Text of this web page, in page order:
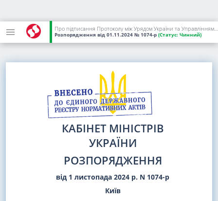
Про підписання Протоколу між Урядом України та Управлінням Верховного комісара ООН з прав людини про внесення змін до Угоди між Урядом України та Управлінням Верховного комісара ООН з прав людини про розміщення короткотермінової моніторингової місії ООН з прав людини в Україні
Розпорядження від 01.11.2024 № 1074-р (Статус: Чинний)
КАБІНЕТ МІНІСТРІВ
УКРАЇНИ
РОЗПОРЯДЖЕННЯ
від 1 листопада 2024 р. N 1074-р
Київ